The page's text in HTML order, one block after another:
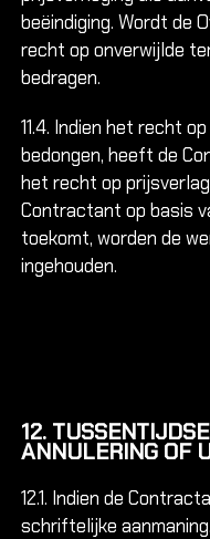
beëindiging. Wordt de
recht op onverwijlde
bedragen.
11.4. Indien het recht
bedongen, heeft de
het recht op
Contractant op basis
toekomt, worden de
ingehouden.
12.
ANNULERING OF
12.1. Indien de
schriftelijke